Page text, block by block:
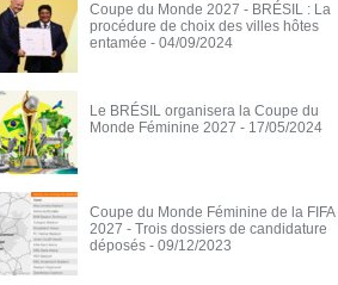
Coupe du Monde 2027 - BRÉSIL : La
procédure de choix des villes hôtes
entamée - 04/09/2024
Le BRÉSIL organisera la Coupe du
Monde Féminine 2027 - 17/05/2024
Coupe du Monde Féminine de la FIFA
2027 - Trois dossiers de candidature
déposés - 09/12/2023